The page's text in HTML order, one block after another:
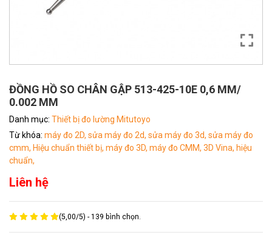
ĐỒNG HỒ SO CHÂN GẬP 513-425-10E 0,6 MM/
0.002 MM
Danh mục: Thiết bị đo lường Mitutoyo
Từ khóa: máy đo 2D, sửa máy đo 2d, sửa máy đo 3d, sửa máy đo
cmm, Hiệu chuẩn thiết bị, máy đo 3D, máy đo CMM, 3D Vina, hiệu
chuẩn,
Liên hệ
(5,00/5) -139 bình chọn.